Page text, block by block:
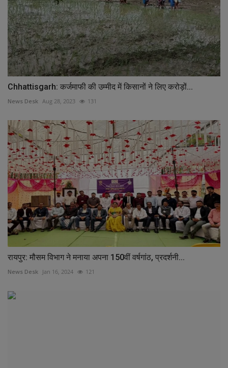
Chhattisgarh: कर्जमाफी की उम्मीद में किसानों ने लिए करोड़ों...
News Desk Aug 28, 2023 131
रायपुर: मौसम विभाग ने मनाया अपना 150वीं वर्षगांठ, प्रदर्शनी...
News Desk Jan 16, 2024 121